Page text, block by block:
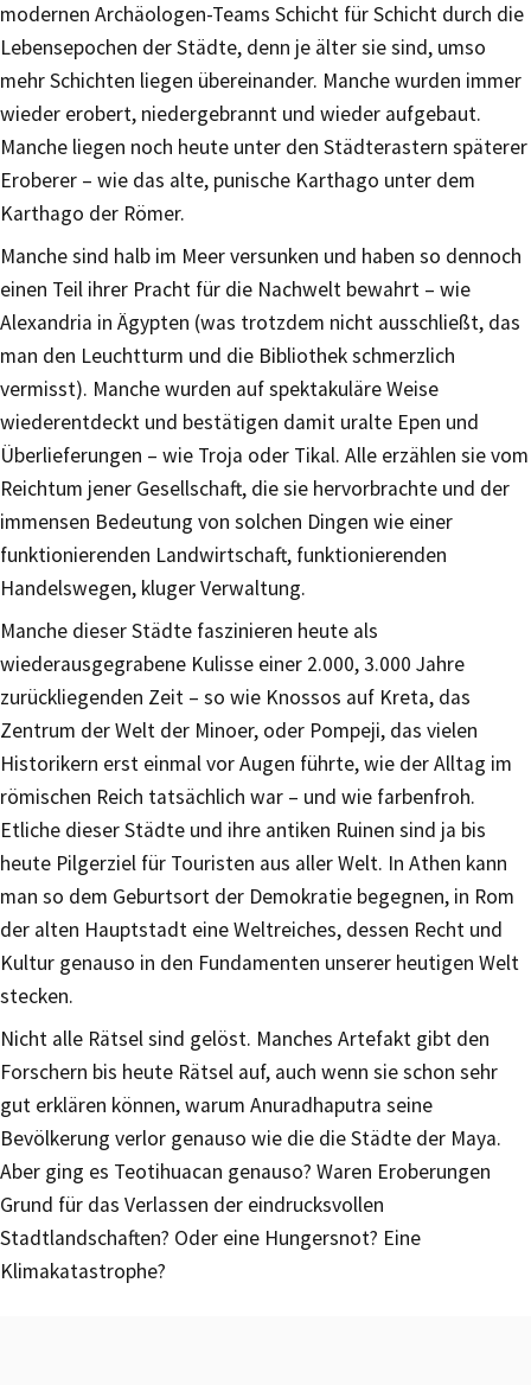
modernen Archäologen-Teams Schicht für Schicht durch die
Lebensepochen der Städte, denn je älter sie sind, umso
mehr Schichten liegen übereinander. Manche wurden immer
wieder erobert, niedergebrannt und wieder aufgebaut.
Manche liegen noch heute unter den Städterastern späterer
Eroberer – wie das alte, punische Karthago unter dem
Karthago der Römer.
Manche sind halb im Meer versunken und haben so dennoch
einen Teil ihrer Pracht für die Nachwelt bewahrt – wie
Alexandria in Ägypten (was trotzdem nicht ausschließt, das
man den Leuchtturm und die Bibliothek schmerzlich
vermisst). Manche wurden auf spektakuläre Weise
wiederentdeckt und bestätigen damit uralte Epen und
Überlieferungen – wie Troja oder Tikal. Alle erzählen sie vom
Reichtum jener Gesellschaft, die sie hervorbrachte und der
immensen Bedeutung von solchen Dingen wie einer
funktionierenden Landwirtschaft, funktionierenden
Handelswegen, kluger Verwaltung.
Manche dieser Städte faszinieren heute als
wiederausgegrabene Kulisse einer 2.000, 3.000 Jahre
zurückliegenden Zeit – so wie Knossos auf Kreta, das
Zentrum der Welt der Minoer, oder Pompeji, das vielen
Historikern erst einmal vor Augen führte, wie der Alltag im
römischen Reich tatsächlich war – und wie farbenfroh.
Etliche dieser Städte und ihre antiken Ruinen sind ja bis
heute Pilgerziel für Touristen aus aller Welt. In Athen kann
man so dem Geburtsort der Demokratie begegnen, in Rom
der alten Hauptstadt eine Weltreiches, dessen Recht und
Kultur genauso in den Fundamenten unserer heutigen Welt
stecken.
Nicht alle Rätsel sind gelöst. Manches Artefakt gibt den
Forschern bis heute Rätsel auf, auch wenn sie schon sehr
gut erklären können, warum Anuradhaputra seine
Bevölkerung verlor genauso wie die die Städte der Maya.
Aber ging es Teotihuacan genauso? Waren Eroberungen
Grund für das Verlassen der eindrucksvollen
Stadtlandschaften? Oder eine Hungersnot? Eine
Klimakatastrophe?